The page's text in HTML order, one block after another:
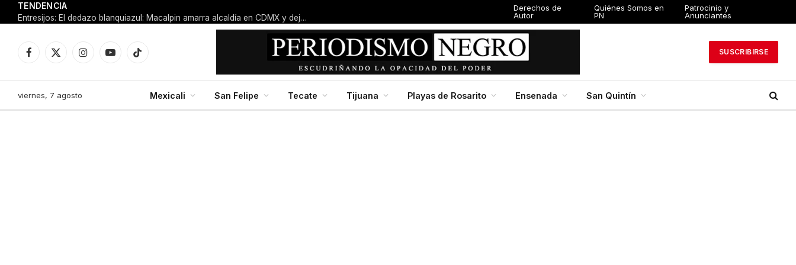
TENDENCIA
Entresijos: El dedazo blanquiazul: Macalpin amarra alcaldía en CDMX y deja al panismo local con el dedo en la boca
Derechos de
Autor
Quiénes Somos en
PN
Patrocinio y
Anunciantes
Facebook
X
InstagramYouTubeTikTok
SUSCRIBIRSE
viernes, 7 agosto Mexicali San Felipe Tecate Tijuana Playas de Rosarito Ensenada San Quintín